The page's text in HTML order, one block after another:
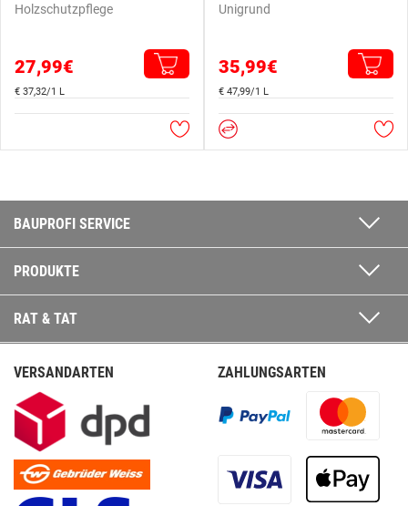
Holzschutzpflege
27,99€
€ 37,32/1 L
Unigrund
35,99€
€ 47,99/1 L
BAUPROFI SERVICE
PRODUKTE
RAT & TAT
VERSANDARTEN ZAHLUNGSARTEN